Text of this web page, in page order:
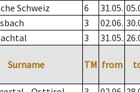
Schweiz 6 31.05.
3 02.06.
3 31.05.
Surname TM from